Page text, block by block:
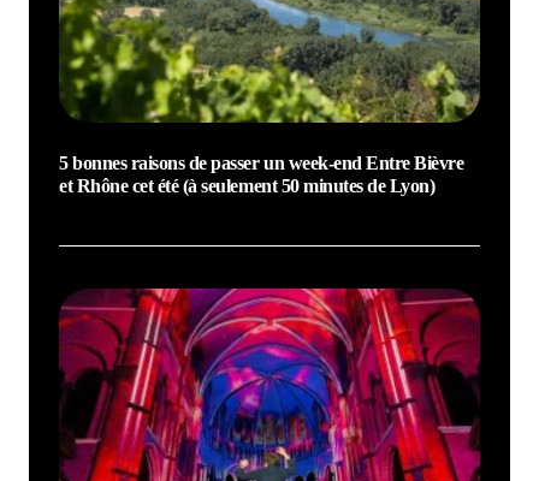
5 bonnes raisons de passer un week-end Entre Bièvre
et Rhône cet été (à seulement 50 minutes de Lyon)